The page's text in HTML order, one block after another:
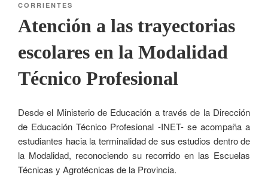
CORRIENTES
Atención a las trayectorias
escolares en la Modalidad
Técnico Profesional
Desde el Ministerio de Educación a través de la Dirección
de Educación Técnico Profesional -INET- se acompaña a
estudiantes hacia la terminalidad de sus estudios dentro de
la Modalidad, reconociendo su recorrido en las Escuelas
Técnicas y Agrotécnicas de la Provincia.